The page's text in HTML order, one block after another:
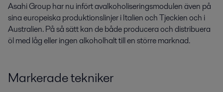
Asahi Group har nu infört avalkoholiseringsmodulen även på
sina europeiska produktionslinjer i Italien och Tjeckien och i
Australien. På så sätt kan de både producera och distribuera
öl med låg eller ingen alkoholhalt till en större marknad.
Markerade tekniker